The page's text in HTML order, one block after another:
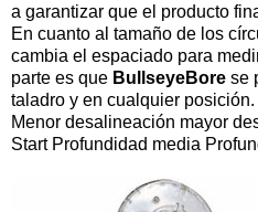
a garantizar que el producto
En cuanto al tamaño de los
cambia el espaciado para
parte es que BullseyeBore se
taladro y en cualquier
Menor desalineación mayor
Start Profundidad media